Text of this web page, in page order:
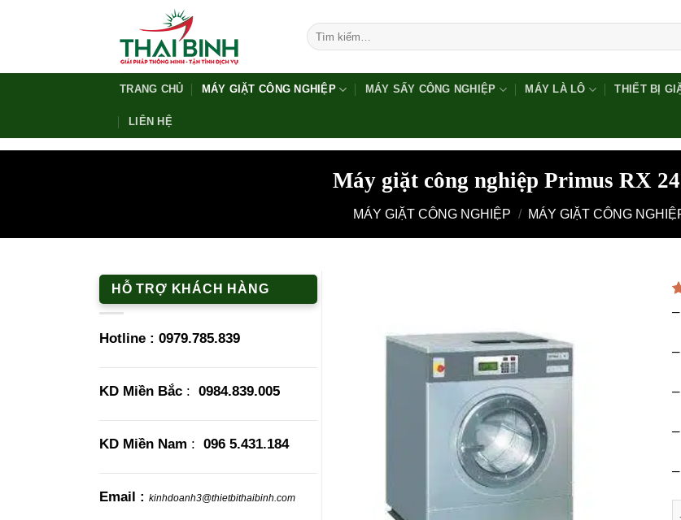
dung
Tìm
kiếm:
TRANG CHỦ MÁY GIẶT CÔNG NGHIỆP MÁY SẤY CÔNG NGHIỆP MÁY LÀ LÔ THIẾT BỊ
LIÊN HỆ
Máy giặt công nghiệp Primus RX
MÁY GIẶT CÔNG NGHIỆP / MÁY GIẶT CÔNG
HỖ TRỢ KHÁCH HÀNG
Hotline : 0979.785.839
KD Miền Bắc : 0984.839.005
KD Miền Nam : 096 5.431.184
Email : kinhdoanh3@thietbithaibinh.com